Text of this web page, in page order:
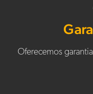
Oferecemos